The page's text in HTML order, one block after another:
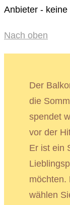
Anbieter - keine
Nach oben
Der
die
spendet
vor der
Er ist ein
möchten.
wählen